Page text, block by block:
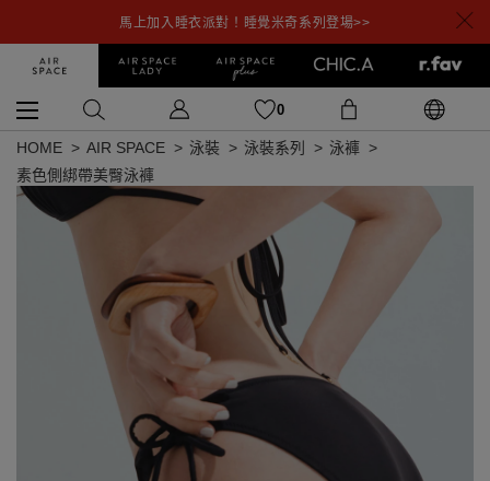
馬上加入睡衣派對！睡覺米奇系列登場>>
0
HOME AIR SPACE 泳裝 泳裝系列
泳褲
素色側綁帶美臀泳褲